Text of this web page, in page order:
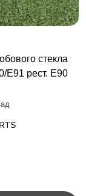
стекла
E91 рест. E90